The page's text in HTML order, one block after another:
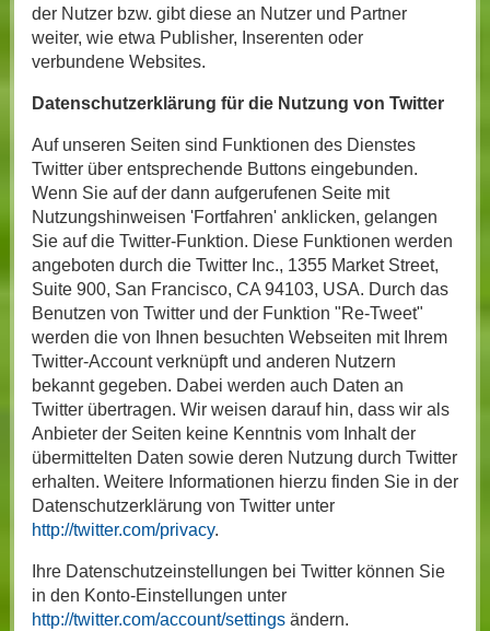
der Nutzer bzw. gibt diese an Nutzer und Partner
weiter, wie etwa Publisher, Inserenten oder
verbundene Websites.
Datenschutzerklärung für die Nutzung von Twitter
Auf unseren Seiten sind Funktionen des Dienstes
Twitter über entsprechende Buttons eingebunden.
Wenn Sie auf der dann aufgerufenen Seite mit
Nutzungshinweisen 'Fortfahren' anklicken, gelangen
Sie auf die Twitter-Funktion. Diese Funktionen werden
angeboten durch die Twitter Inc., 1355 Market Street,
Suite 900, San Francisco, CA 94103, USA. Durch das
Benutzen von Twitter und der Funktion "Re-Tweet"
werden die von Ihnen besuchten Webseiten mit Ihrem
Twitter-Account verknüpft und anderen Nutzern
bekannt gegeben. Dabei werden auch Daten an
Twitter übertragen. Wir weisen darauf hin, dass wir als
Anbieter der Seiten keine Kenntnis vom Inhalt der
übermittelten Daten sowie deren Nutzung durch Twitter
erhalten. Weitere Informationen hierzu finden Sie in der
Datenschutzerklärung von Twitter unter
http://twitter.com/privacy.
Ihre Datenschutzeinstellungen bei Twitter können Sie
in den Konto-Einstellungen unter
http://twitter.com/account/settingsändern.